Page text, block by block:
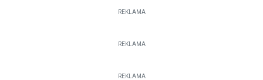
REKLAMA
REKLAMA
REKLAMA